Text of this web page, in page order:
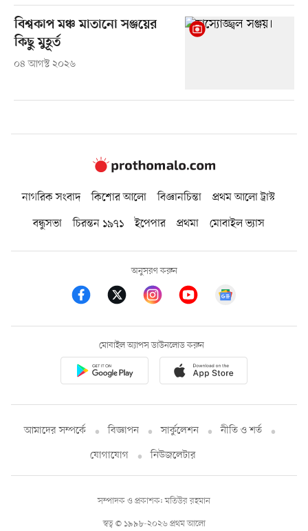
বিশ্বকাপ মঞ্চ মাতানো সঞ্জয়ের
কিছু মুহূর্ত
০৪ আগস্ট ২০২৬
নাগরিক সংবাদ কিশোর আলো বিজ্ঞানচিন্তা
প্রথম আলো ট্রাস্ট
বন্ধুসভা
চিরন্তন ১৯৭১ ইপেপার প্রথমা মোবাইল ভ্যাস
অনুসরণ করুন
মোবাইল অ্যাপস ডাউনলোড করুন
আমাদের সম্পর্কে বিজ্ঞাপন সার্কুলেশন
নীতি ও শর্ত
যোগাযোগ
নিউজলেটার
স্বত্ব © ১৯৯৮-২০২৬ প্রথম আলো
সম্পাদক ও প্রকাশক: মতিউর রহমান